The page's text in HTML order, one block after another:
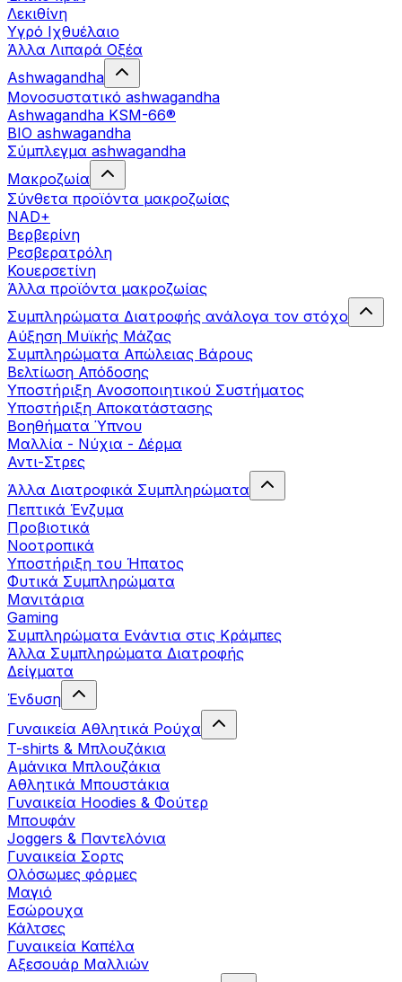
Λεκιθίνη
Υγρό Ιχθυέλαιο
Άλλα Λιπαρά Οξέα
Ashwagandha
Μονοσυστατικό ashwagandha
Ashwagandha KSM-66®
BIO ashwagandha
Σύμπλεγμα ashwagandha
Μακροζωία
Σύνθετα προϊόντα μακροζωίας
NAD+
Βερβερίνη
Ρεσβερατρόλη
Κουερσετίνη
Άλλα προϊόντα μακροζωίας
Συμπληρώματα Διατροφής ανάλογα τον στόχο
Αύξηση Μυϊκής Μάζας
Συμπληρώματα Aπώλειας Βάρους
Βελτίωση Απόδοσης
Υποστήριξη Ανοσοποιητικού Συστήματος
Yποστήριξη Αποκατάστασης
Βοηθήματα Ύπνου
Μαλλία - Νύχια - Δέρμα
Αντι-Στρες
Άλλα Διατροφικά Συμπληρώματα
Πεπτικά Ένζυμα
Προβιοτικά
Νοοτροπικά
Υποστήριξη του Ήπατος
Φυτικά Συμπληρώματα
Μανιτάρια
Gaming
Συμπληρώματα Ενάντια στις Κράμπες
Άλλα Συμπληρώματα Διατροφής
Δείγματα
Ένδυση
Γυναικεία Αθλητικά Ρούχα
T-shirts & Μπλουζάκια
Αμάνικα Μπλουζάκια
Aθλητικά Μπουστάκια
Γυναικεία Hoodies & Φούτερ
Μπουφάν
Joggers & Παντελόνια
Γυναικεία Σορτς
Ολόσωμες φόρμες
Μαγιό
Εσώρουχα
Κάλτσες
Γυναικεία Καπέλα
Αξεσουάρ Μαλλιών